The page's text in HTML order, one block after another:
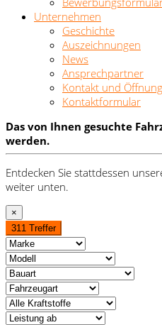
Unternehmen
Geschichte
Auszeichnungen
News
Ansprechpartner
Kontakt und
Kontaktformular
Das von Ihnen gesuchte
werden.
Entdecken Sie stattdessen
weiter unten.
×
311 Treffer